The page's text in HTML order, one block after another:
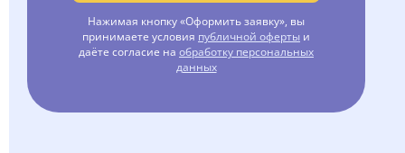
Нажимая кнопку «Оформить заявку», вы
принимаете условия публичной оферты и
даёте согласие на обработку персональных
данных